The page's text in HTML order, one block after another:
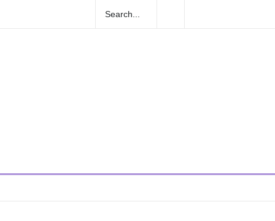
escucha las canciones que sonarán